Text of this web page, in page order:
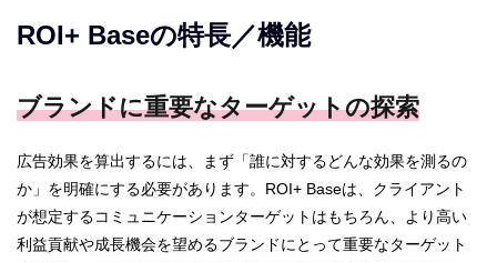
ROI+ Baseの特長／機能
ブランドに重要なターゲットの探索
広告効果を算出するには、まず「誰に対するどんな効果を測るの
か」を明確にする必要があります。ROI+ Baseは、クライアント
が想定するコミュニケーションターゲットはもちろん、より高い
利益貢献や成長機会を望めるブランドにとって重要なターゲット